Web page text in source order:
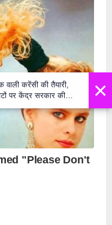
×
वाली करेंसी की तैयारी,
पर केंद्र सरकार की
में दिखेंगे प्लास्टिक के
के नोट - Daily Lok
Modi U